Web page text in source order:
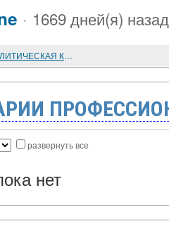
· 1669 дней(я) назад
ТЕНЕВАЯ ЭКОНОМИКА И ПОЛИТИЧЕСКАЯ КОРРУПЦИЯ В ОБЩЕСТВАХ ПЕРЕХОДНОГО ТИПА (АФРО-АЗИАТСКИЕ СТРАНЫ И РОССИЯ). ТЕНЕВАЯ ЭКОНОМИКА В СССР/РОССИИ: ОСНОВНЫЕ СЕГМЕНТЫ И ДИНАМИКА (*)
развернуть все
нет